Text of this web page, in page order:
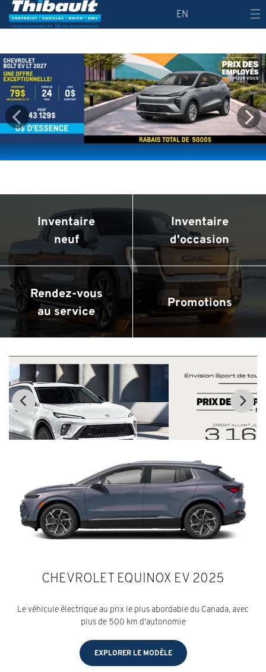
EN
Inventaire
neuf
Inventaire
d'occasion
Rendez-vous
au service
Promotions
CHEVROLET EQUINOX EV 2025
Le véhicule électrique au prix le plus abordable du Canada, avec
plus de 500 km d'autonomie
EXPLORER LE MODÈLE